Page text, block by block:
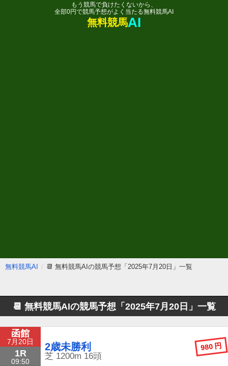
もう競馬で負けたくないから、
全部0円で競馬予想がよく当たる無料競馬AI
無料競馬AI
無料競馬AI 📆 無料競馬AIの競馬予想「2025年7月20日」一覧
📆 無料競馬AIの競馬予想 「2025年7月20日」一覧
函館
7月20日
1R
09:50
2歳未勝利
芝 1200m 16頭
980 円